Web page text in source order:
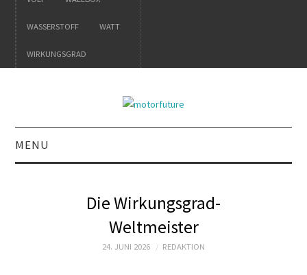
WASSERSTOFF WATT
WIRKUNGSGRAD
MENU
ZUKUNFT MOBILDie Wirkungsgrad-
Weltmeister
24. JUNI 2026 REDAKTION